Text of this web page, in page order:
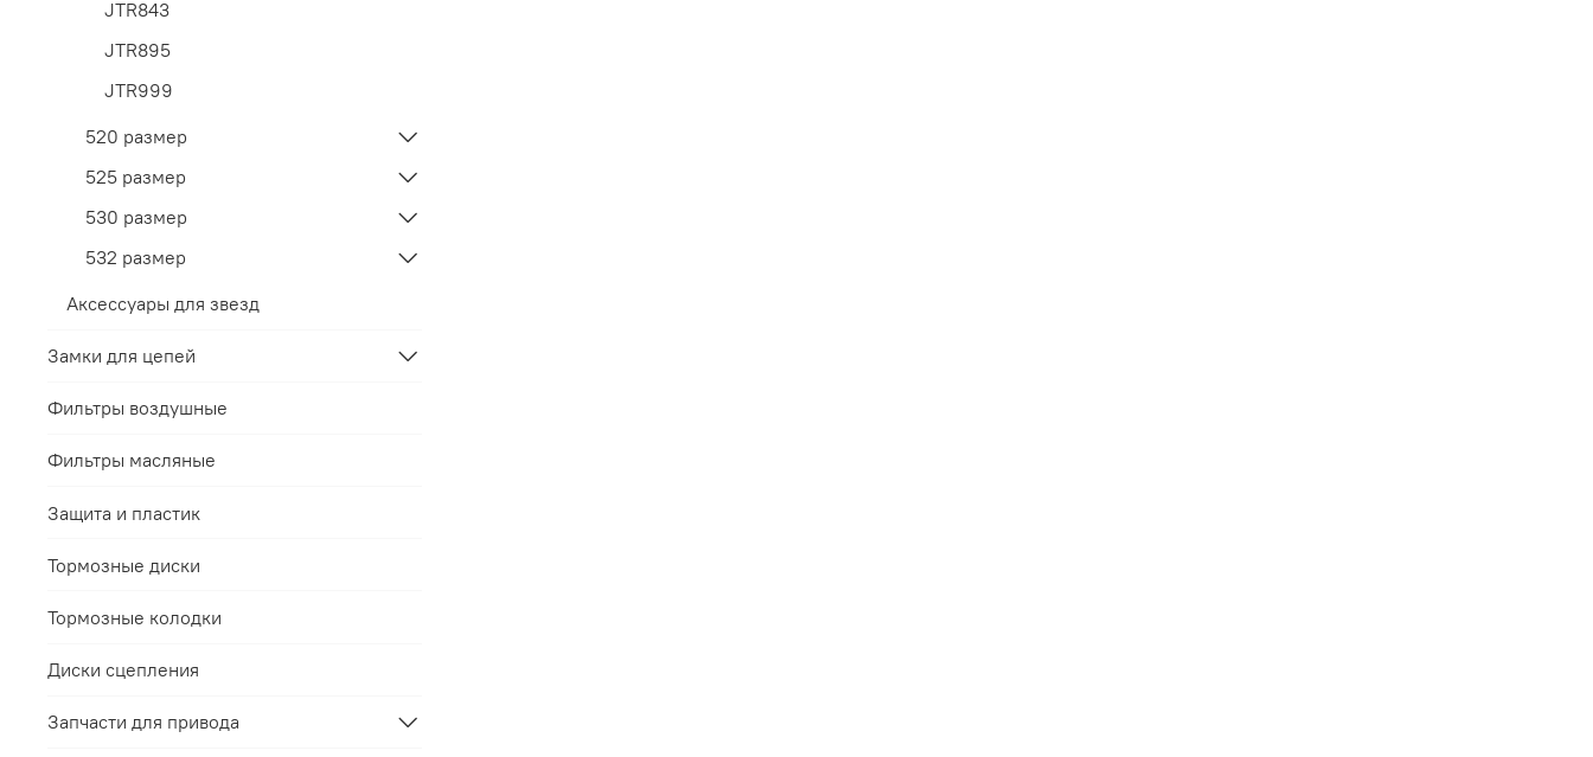
JTR843
JTR895
JTR999
520 размер
525 размер
530 размер
532 размер
Аксессуары для звезд
Замки для цепей
Фильтры воздушные
Фильтры масляные
Защита и пластик
Тормозные диски
Тормозные колодки
Диски сцепления
Запчасти для привода